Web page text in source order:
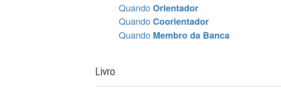
QuandoOrientador
QuandoCoorientador
Quando Membro da Banca
Livro